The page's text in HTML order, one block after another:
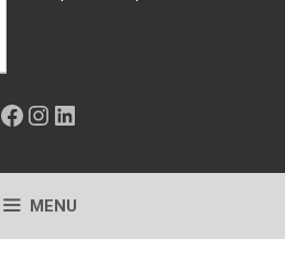
Facebook
Instagram
LinkedIn
MENU